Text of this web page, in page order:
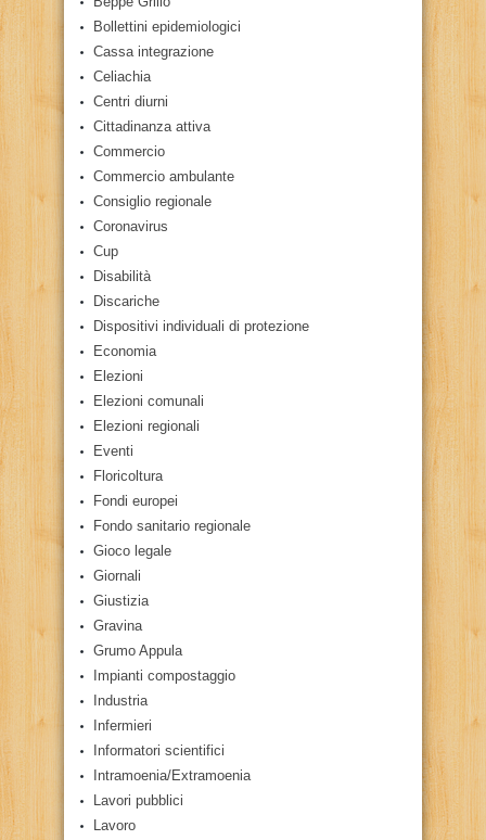
Bollettini epidemiologici
Cassa integrazione
Celiachia
Centri diurni
Cittadinanza attiva
Commercio
Commercio ambulante
Consiglio regionale
Coronavirus
Cup
Disabilità
Discariche
Dispositivi individuali di protezione
Economia
Elezioni
Elezioni comunali
Elezioni regionali
Eventi
Floricoltura
Fondi europei
Fondo sanitario regionale
Gioco legale
Giornali
Giustizia
Gravina
Grumo Appula
Impianti compostaggio
Industria
Infermieri
Informatori scientifici
Intramoenia/Extramoenia
Lavori pubblici
Lavoro